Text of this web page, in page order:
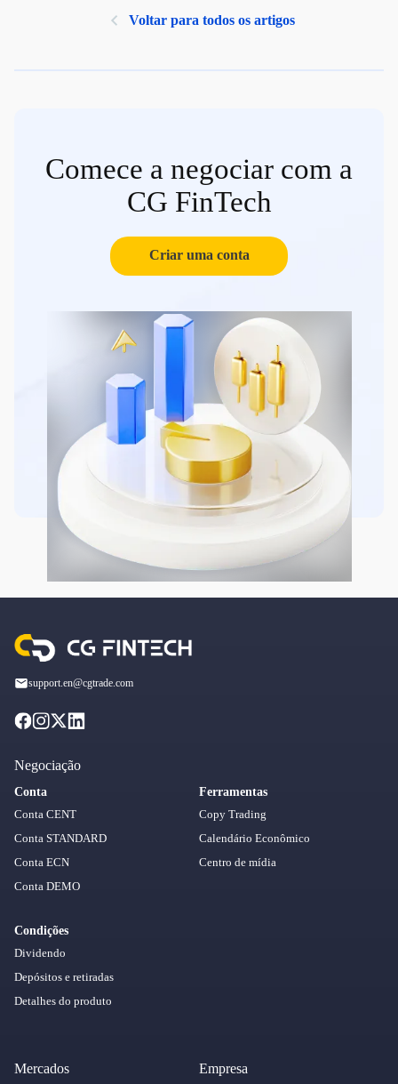
Voltar para todos os artigos
Comece a negociar com a
CG FinTech
Criar uma conta
support.en@cgtrade.com
Negociação
Conta
Conta CENT
Conta STANDARD
Conta ECN
Conta DEMO
Condições
Dividendo
Depósitos e retiradas
Detalhes do produto
Ferramentas
Copy Trading
Calendário Econômico
Centro de mídia
Mercados Empresa